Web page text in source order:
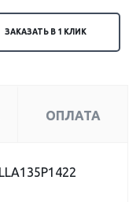
ЗАКАЗАТЬ В 1 КЛИК
ОПЛАТА